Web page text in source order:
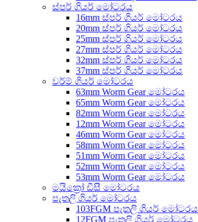
ස්පර් ගියර් මෝටරය
16mm ස්පර් ගියර් මෝටරය
20mm ස්පර් ගියර් මෝටරය
25mm ස්පර් ගියර් මෝටරය
27mm ස්පර් ගියර් මෝටරය
32mm ස්පර් ගියර් මෝටරය
37mm ස්පර් ගියර් මෝටරය
වර්ම් ගියර් මෝටරය
63mm Worm Gear මෝටරය
65mm Worm Gear මෝටරය
82mm Worm Gear මෝටරය
12mm Worm Gear මෝටරය
46mm Worm Gear මෝටරය
58mm Worm Gear මෝටරය
51mm Worm Gear මෝටරය
52mm Worm Gear මෝටරය
53mm Worm Gear මෝටරය
මයික්‍රෝ ඩීසී මෝටරය
පැතලි ගියර් මෝටරය
103FGM පැතලි ගියර් මෝටරය
12FGM පැතලි ගියර් මෝටරය